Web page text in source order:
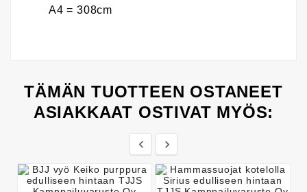
A4 = 308cm
TÄMÄN TUOTTEEN OSTANEET
ASIAKKAAT OSTIVAT MYÖS:
 